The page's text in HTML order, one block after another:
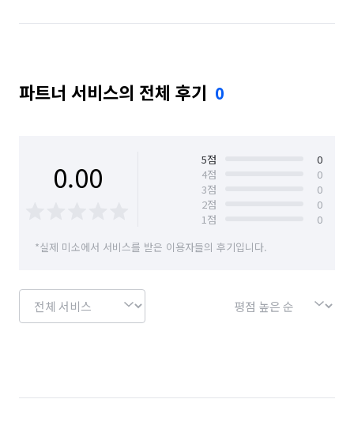
파트너 서비스의 전체 후기 0
0.00 5점
0
4점
0
3점
0
2점
0
1점
0
*실제 미소에서 서비스를 받은 이용자들의 후기입니다.